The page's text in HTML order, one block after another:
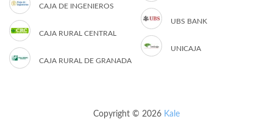
CAJA DE INGENIEROS
CAJA RURAL CENTRAL
CAJA RURAL DE GRANADA
UBS BANK
UNICAJA
Copyright © 2026 Kale